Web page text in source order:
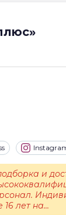
и
лет на...